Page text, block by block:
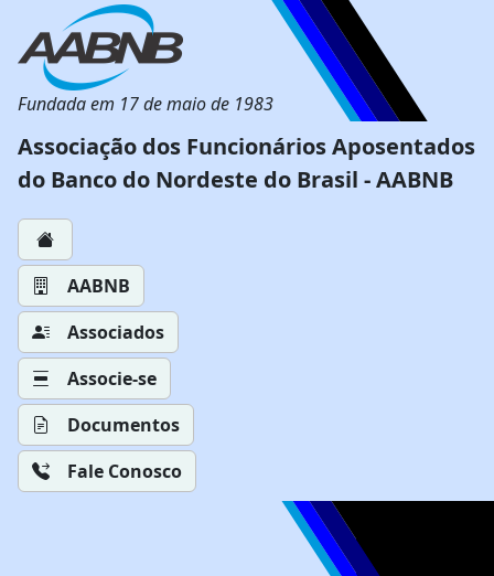
Fundada em 17 de maio de 1983
Associação dos Funcionários Aposentados
do Banco do Nordeste do Brasil - AABNB
AABNB
Associados
Associe-se
Documentos
Fale Conosco